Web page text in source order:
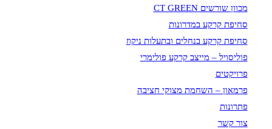
מכוון שורשים CT GREEN
סחיפת קרקע במדרונות
סחיפת קרקע בנחלים ובתעלות ניקוז
פוליסויל – מייצב קרקע פולימרי
פרויקטים
פרמאון – השחמת מצוקי חציבה
פתרונות
צור קשר